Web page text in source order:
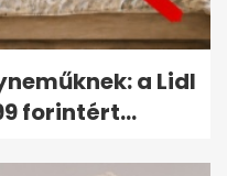
a Lidl
forintért...